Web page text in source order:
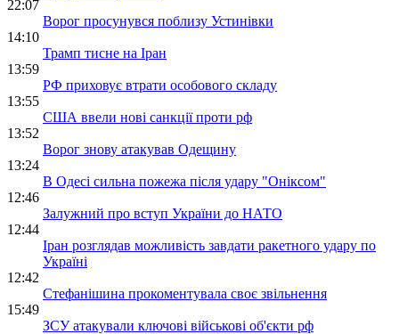
22:07
Ворог просунувся поблизу Устинівки
14:10
Трамп тисне на Іран
13:59
РФ приховує втрати особового складу
13:55
США ввели нові санкції проти рф
13:52
Ворог знову атакував Одещину
13:24
В Одесі сильна пожежа після удару "Оніксом"
12:46
Залужний про вступ України до НАТО
12:44
Іран розглядав можливість завдати ракетного удару по
Україні
12:42
Стефанішина прокоментувала своє звільнення
15:49
ЗСУ атакували ключові військові об'єкти рф